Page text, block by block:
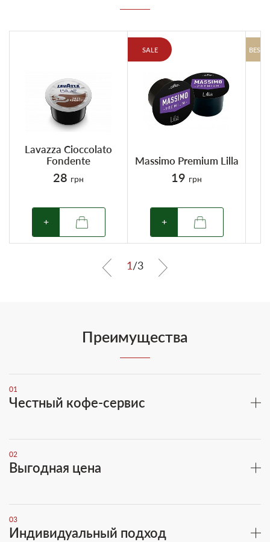
Lavazza Cioccolato
Fondente
28 грн
+
SALE
Massimo Premium Lilla
19 грн
+
1/3
Преимущества
01
Честный кофе-сервис
02
Выгодная цена
03
Индивидуальный подход